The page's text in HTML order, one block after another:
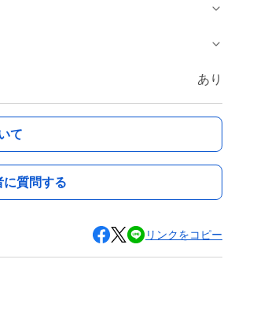
あり
て
質問する
リンクをコピー